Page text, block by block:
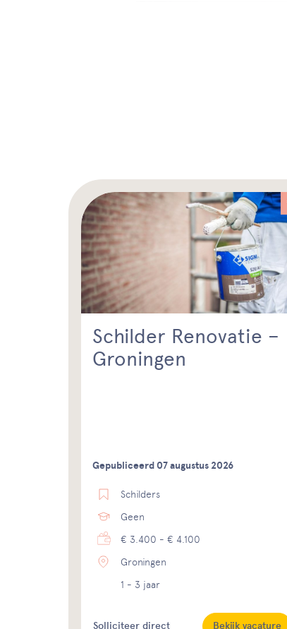
Schilder Renovatie –
Groningen
Gepubliceerd 07 augustus 2026
Schilders
Geen
€ 3.400 - € 4.100
Groningen
1 - 3 jaar
Solliciteer direct Bekijk vacature